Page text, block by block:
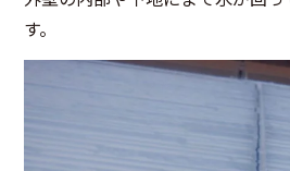
す。